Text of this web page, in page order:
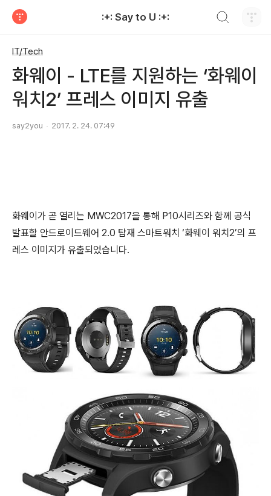
:+: Say to U :+:
IT/Tech
화웨이 - LTE를 지원하는 ‘화웨이
워치2’ 프레스 이미지 유출
say2you 2017. 2. 24. 07:49
화웨이가 곧 열리는 MWC2017을 통해 P10시리즈와 함께 공식
발표할 안드로이드웨어 2.0 탑재 스마트워치 ‘화웨이 워치2’의 프
레스 이미지가 유출되었습니다.